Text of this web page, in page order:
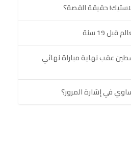
حقيقة القصة؟
19 سنة
عقب نهاية مباراة نهائي
في إشارة المرور؟